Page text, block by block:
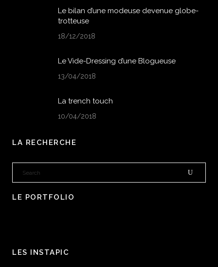
Le bilan d’une modeuse devenue globe-
trotteuse
18/12/2018
Le Vide-Dressing d’une Blogueuse
13/04/2018
La trench touch
10/04/2018
LA RECHERCHE
LE PORTFOLIO
LES INSTAPIC